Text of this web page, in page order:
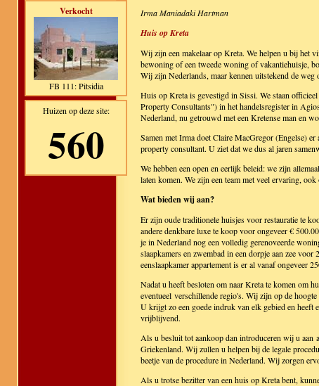
Verkocht
FB 111: Pitsidia
Huizen op deze site:
560
Irma Maniadaki Hartman
Huis op Kreta
Wij zijn een makelaar op Kreta. We helpen u bij het
bewoning of een tweede woning of vakantiehuisje,
Wij zijn Nederlands, maar kennen uitstekend de weg
Huis op Kreta is gevestigd in Sissi. We staan
Property Consultants") in het handelsregister in
Nederland, nu getrouwd met een Kretense man en
Samen met Irma doet Claire MacGregor (Engelse)
property consultant. U ziet dat we dus al jaren
We hebben een open en eerlijk beleid: we zijn
laten komen. We zijn een team met veel ervaring,
Wat bieden wij aan?
Er zijn oude traditionele huisjes voor restauratie te
andere denkbare luxe te koop voor ongeveer €
je in Nederland nog een volledig gerenoveerde
slaapkamers en zwembad in een dorpje aan zee
eenslaapkamer appartement is er al vanaf ongeveer
Nadat u heeft besloten om naar Kreta te komen om
eventueel verschillende regio's. Wij zijn op de
U krijgt zo een goede indruk van elk gebied en
vrijblijvend.
Als u besluit tot aankoop dan introduceren wij u aan
Griekenland. Wij zullen u helpen bij de legale
beetje van de procedure in Nederland. Wij zorgen
Als u trotse bezitter van een huis op Kreta bent,